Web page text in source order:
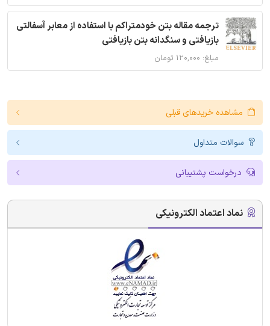
ترجمه مقاله بتن خودمتراکم با استفاده از معابر آسفالتی
بازیافتی و سنگدانه بتن بازیافتی
مبلغ: ۱۲۰,۰۰۰ تومان
مشاهده خریدهای قبلی
سوالات متداول
درخواست پشتیبانی
نماد اعتماد الکترونیکی